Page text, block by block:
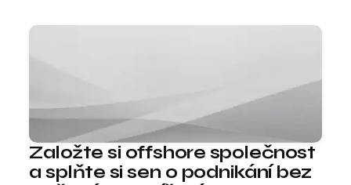
Založte si offshore společnost
a splňte si sen o podnikání bez